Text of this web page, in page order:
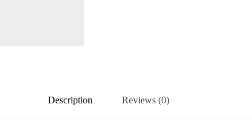
Description Reviews (0)